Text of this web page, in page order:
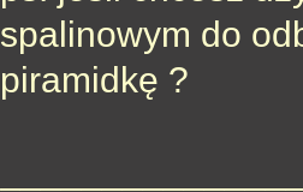
spalinowym do
piramidkę ?